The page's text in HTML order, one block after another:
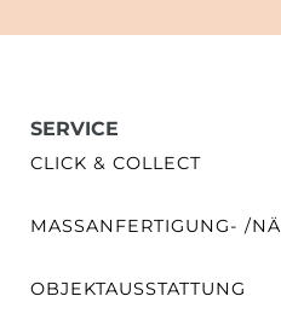
SERVICE
CLICK & COLLECT
MASSANFERTIGUNG- /
OBJEKTAUSSTATTUNG